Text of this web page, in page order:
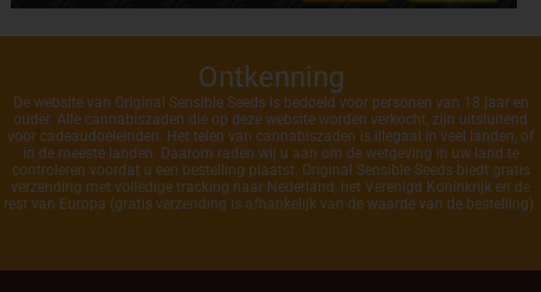
Ontkenning
De website van Original Sensible Seeds is bedoeld voor personen van 18 jaar en
ouder. Alle cannabiszaden die op deze website worden verkocht, zijn uitsluitend
voor cadeaudoeleinden. Het telen van cannabiszaden is illegaal in veel landen, of
in de meeste landen. Daarom raden wij u aan om de wetgeving in uw land te
controleren voordat u een bestelling plaatst. Original Sensible Seeds biedt gratis
verzending met volledige tracking naar Nederland, het Verenigd Koninkrijk en de
rest van Europa (gratis verzending is afhankelijk van de waarde van de bestelling).